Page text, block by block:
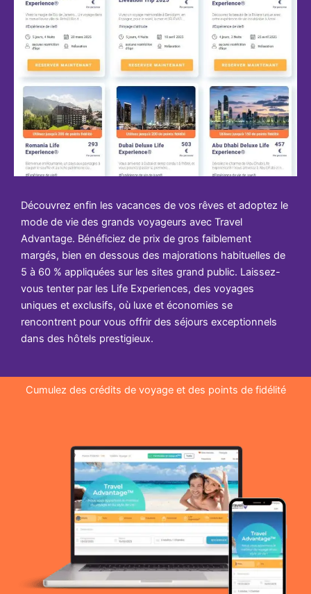
Découvrez enfin les vacances de vos rêves et adoptez le
mode de vie des grands voyageurs avec Travel
Advantage. Bénéficiez de prix de gros faiblement
margés, bien en dessous des majorations habituelles de
5 à 60 % appliquées sur les sites grand public. Laissez-
vous tenter par les Life Experiences, des voyages
uniques et exclusifs, où luxe et économies se
rencontrent pour vous offrir des séjours exceptionnels
dans des hôtels prestigieux.
Cumulez des crédits de voyage et des points de fidélité